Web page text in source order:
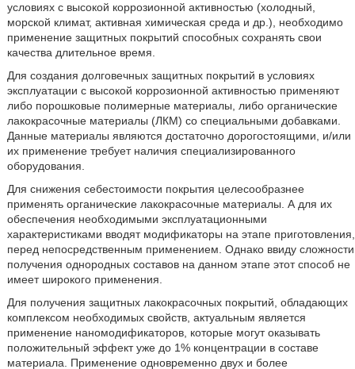
условиях с высокой коррозионной активностью (холодный,
морской климат, активная химическая среда и др.), необходимо
применение защитных покрытий способных сохранять свои
качества длительное время.
Для создания долговечных защитных покрытий в условиях
эксплуатации с высокой коррозионной активностью применяют
либо порошковые полимерные материалы, либо органические
лакокрасочные материалы (ЛКМ) со специальными добавками.
Данные материалы являются достаточно дорогостоящими, и/или
их применение требует наличия специализированного
оборудования.
Для снижения себестоимости покрытия целесообразнее
применять органические лакокрасочные материалы. А для их
обеспечения необходимыми эксплуатационными
характеристиками вводят модификаторы на этапе приготовления,
перед непосредственным применением. Однако ввиду сложности
получения однородных составов на данном этапе этот способ не
имеет широкого применения.
Для получения защитных лакокрасочных покрытий, обладающих
комплексом необходимых свойств, актуальным является
применение наномодификаторов, которые могут оказывать
положительный эффект уже до 1% концентрации в составе
материала. Применение одновременно двух и более